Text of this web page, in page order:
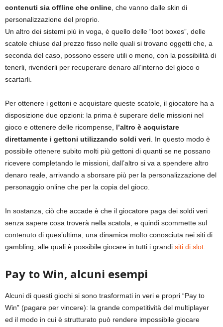
contenuti sia offline che online , che vanno dalle skin di
personalizzazione del proprio.
Un altro dei sistemi più in voga, è quello delle “loot boxes”, delle
scatole chiuse dal prezzo fisso nelle quali si trovano oggetti che, a
seconda del caso, possono essere utili o meno, con la possibilità di
tenerli, rivenderli per recuperare denaro all’interno del gioco o
scartarli.
Per ottenere i gettoni e acquistare queste scatole, il giocatore ha a
disposizione due opzioni: la prima è superare delle missioni nel
gioco e ottenere delle ricompense, l’altro è acquistare
direttamente i gettoni utilizzando soldi veri . In questo modo è
possibile ottenere subito molti più gettoni di quanti se ne possano
ricevere completando le missioni, dall’altro si va a spendere altro
denaro reale, arrivando a sborsare più per la personalizzazione del
personaggio online che per la copia del gioco.
In sostanza, ciò che accade è che il giocatore paga dei soldi veri
senza sapere cosa troverà nella scatola, e quindi scommette sul
contenuto di ques’ultima, una dinamica molto conosciuta nei siti di
gambling, alle quali è possibile giocare in tutti i grandi siti di slot
Pay to Win, alcuni esempi
Alcuni di questi giochi si sono trasformati in veri e propri “Pay to
Win” (pagare per vincere): la grande competitività del multiplayer
ed il modo in cui è strutturato può rendere impossibile giocare